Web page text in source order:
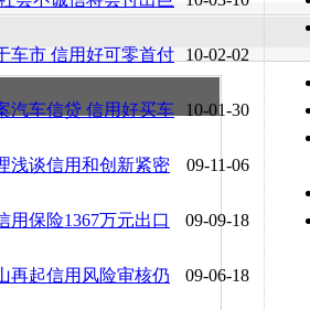
10-02-02
车市 信用好可零首付
10-01-30
汽车信贷 信用好买车
09-11-06
浅谈信用和创新紧密
09-09-18
用保险1367万元出口
09-06-18
再起信用风险审核仍